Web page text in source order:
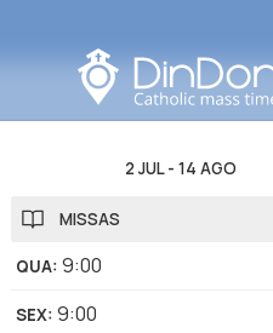
2 JUL- 14 AGO
MISSAS
QUA: 9:00
SEX: 9:00